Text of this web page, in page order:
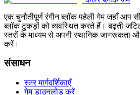
एक चुनौतीपूर्ण रंगीन ब्लॉक पहेली गेम जहाँ आप
ब्लॉक टुकड़ों को व्यवस्थित करते हैं। बढ़ती
स्तरों के माध्यम से अपनी स्थानिक जागरूकता
करें।
संसाधन
स्तर मार्गदर्शिकाएँ
गेम डाउनलोड करें